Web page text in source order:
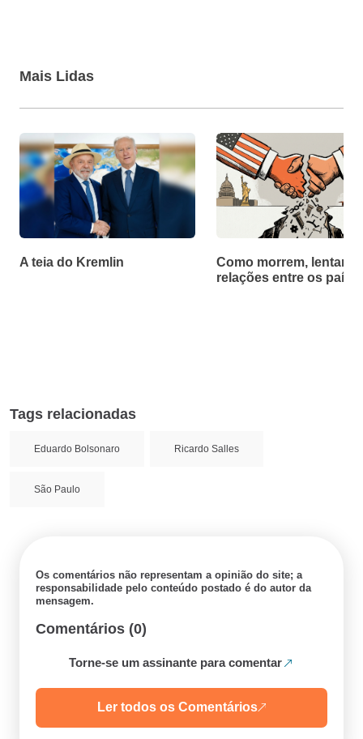
Mais Lidas
A teia do Kremlin
Como morrem,
relações entre os
Tags relacionadas
Eduardo Bolsonaro Ricardo Salles
São Paulo
Os comentários não representam a opinião do site; a
responsabilidade pelo conteúdo postado é do autor da
mensagem.
Comentários (0)
Torne-se um assinante para comentar
Ler todos os Comentários